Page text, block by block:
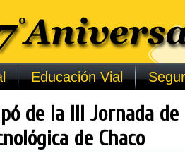
Educación Vial
de la III Jornada de
de Chaco